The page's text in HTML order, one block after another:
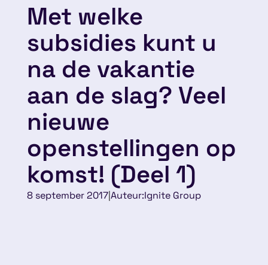
Met welke
subsidies kunt u
na de vakantie
aan de slag? Veel
nieuwe
openstellingen op
komst! (Deel 1)
8 september 2017|Auteur:Ignite Group